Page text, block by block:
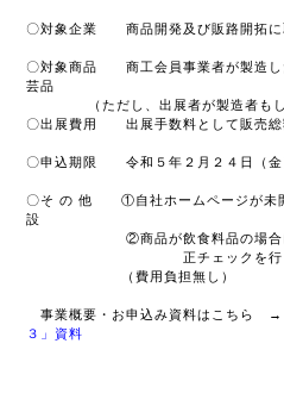
〇対象企業 商品開発及び販路開拓に
〇対象商品 商工会員事業者が製造し
芸品
（ただし、出展者が製造者もしく
〇出展費用 出展手数料として販売総
〇申込期限 令和５年２月２４日（金
〇そ の 他 ①自社ホームページが未開
設
②商品が飲食料品の場合には、
正チェックを行
（費用負担無し）
事業概要・お申込み資料はこちら
３」資料